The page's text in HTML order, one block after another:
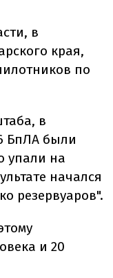
в
края,
по
в
БпЛА были
упали на
начался
резервуаров".
и 20